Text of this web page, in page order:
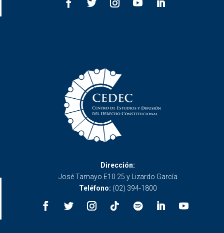
Dirección:
José Tamayo E10 25 y Lizardo García
Teléfono: (02) 394-1800